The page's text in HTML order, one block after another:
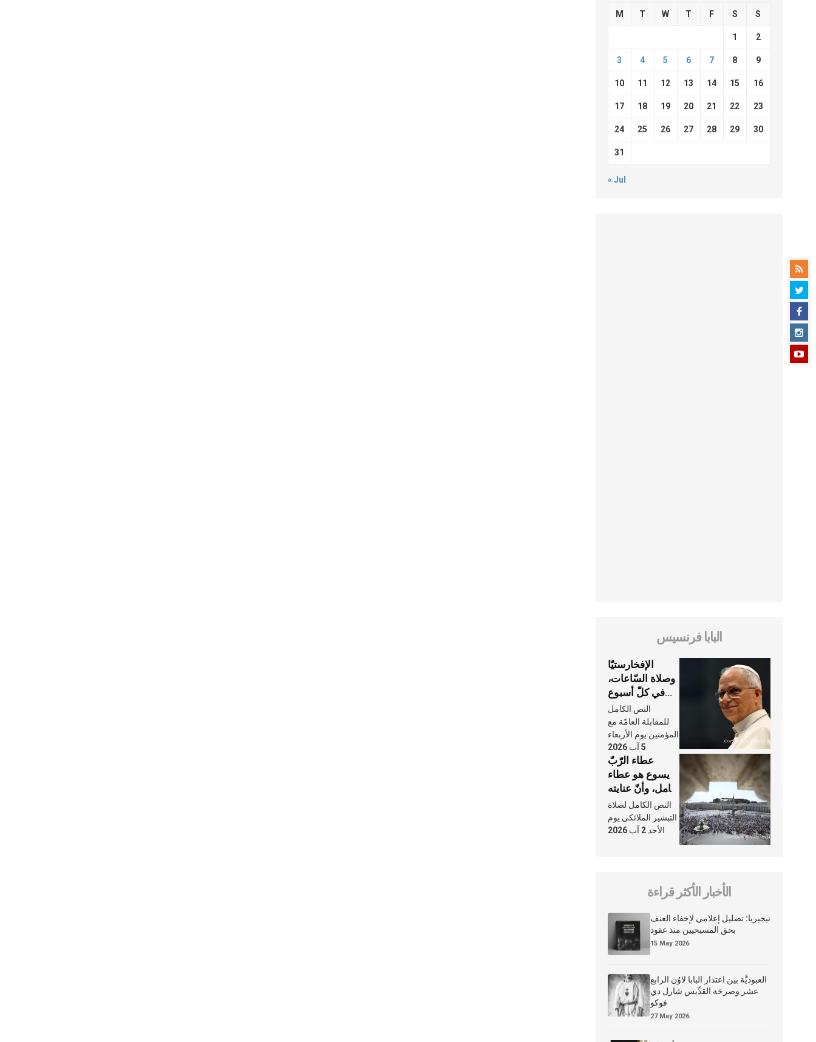
M T W T F S S
1 2
3 4 5 6 7 8 9
10 11 12 13 14 15 16
17 18 19 20 21 22 23
24 25 26 27 28 29 30
31
« Jul
البابا فرنسيس
الإفخارستيّا
وصلاة السّاعات،
في كلّ أسبوع
وكلّ يوم، هما
النَّفَس في حياة
الكنيسة
النص الكامل
للمقابلة العامّة مع
المؤمنين يوم الأربعاء
5 آب 2026
عطاء الرّبّ
يسوع هو عطاء
شامل، وأنّ عنايته
بنا لا تغيب عنّا
أبدًا
النص الكامل لصلاة
التبشير الملائكي يوم
الأحد 2 آب 2026
الأخبار الأكثر قراءة
نيجيريا: تضليل إعلامي لإخفاء العنف
بحق المسيحيين منذ عقود
15 May 2026
العبوديَّة بين اعتذار البابا لاوُن الرابع
عشر وصرخة القدِّيس شارل دي
فوكو
27 May 2026